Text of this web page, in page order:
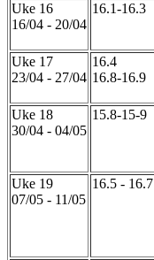
Uke 16
16/04 - 20/04
16.1-16.3
Uke 17
23/04 - 27/04
16.4
16.8-16.9
Uke 18
30/04 - 04/05
15.8-15-9
Uke 19
07/05 - 11/05
16.5 - 16.7